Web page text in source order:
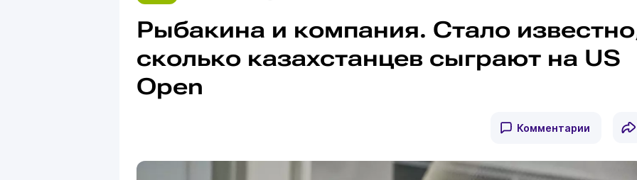
Рыбакина и компания. Стало
сколько казахстанцев сыграют на US
Open
Комментарии